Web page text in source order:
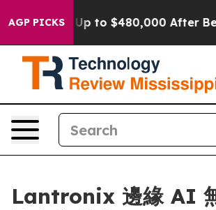
AGP PICKS
for Up to $480,000 After Being
Lantronix 邊緣 AI